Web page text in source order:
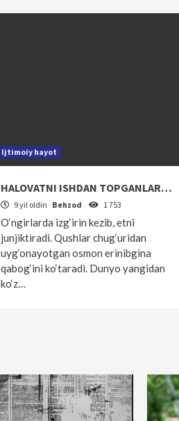
Ijtimoiy hayot
HALOVATNI ISHDAN TOPGANLAR…
9 yil oldin Behzod 1 753
O‘ngirlarda izg‘irin kezib, etni
junjiktiradi. Qushlar chug‘uridan
uyg‘onayotgan osmon erinibgina
qabog‘ini ko‘taradi. Dunyo yangidan
ko‘z…